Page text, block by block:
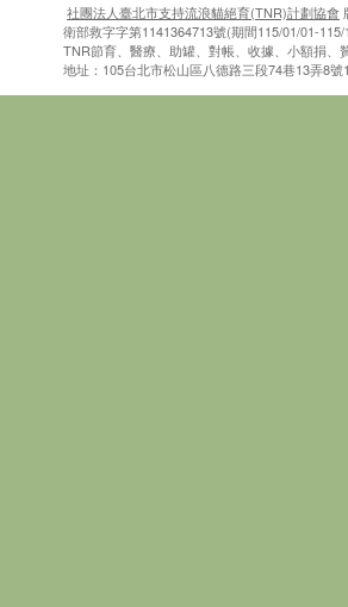
社團法人臺北市支持流浪貓絕育(TNR)計劃協會
衛部救字字第1141364713號(期間115/01/01-115/
TNR節育、醫療、助罐、對帳、收據、小額捐、
地址：105台北市松山區八德路三段74巷13弄8號